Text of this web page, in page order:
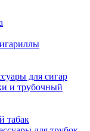
для сигар
и трубочный
табак